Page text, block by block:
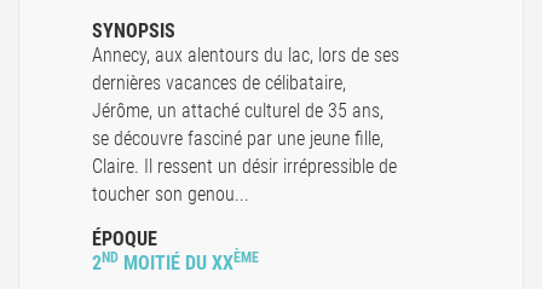
SYNOPSIS
Annecy, aux alentours du lac, lors de ses
dernières vacances de célibataire,
Jérôme, un attaché culturel de 35 ans,
se découvre fasciné par une jeune fille,
Claire. Il ressent un désir irrépressible de
toucher son genou...
ÉPOQUE
2ND MOITIÉ DU XXÈME